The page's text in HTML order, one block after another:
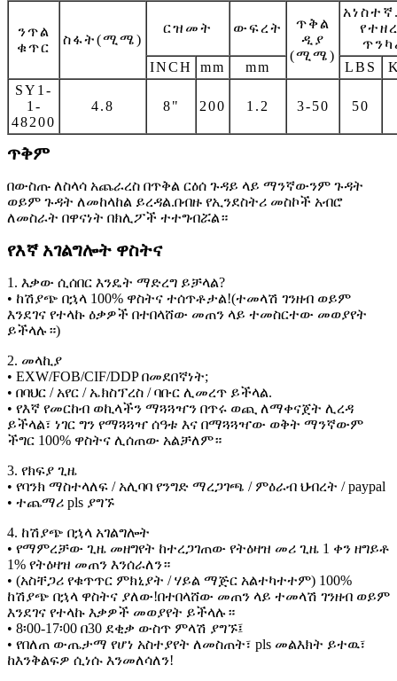
ንጥል
ቁጥር
ስፋት(ሚሜ)
ርዝመት ውፍረት
ጥቅል
ዲያ
(ሚሜ)
INCH
mm mm LBS
SY1-
1-
48200
4.8 8" 200 1.2 3-50 50
ጥቅም
በውስጡ ለስላሳ አጨራረስ በጥቅል ርዕሰ ጉዳይ ላይ ማንኛውንም ጉዳት
ወይም ጉዳት ለመከላከል ይረዳል.በብዙ የኢንደስትሪ መስኮች አብሮ
ለመስራት በዋናነት በክሊፖች ተተግብሯል።
የእኛ አገልግሎት ዋስትና
1. እቃው ሲሰበር እንዴት ማድረግ ይቻላል?
• ከሽያጭ በኋላ 100% ዋስትና ተሰጥቶታል!(ተመላሽ ገንዘብ ወይም
እንደገና የተላኩ ዕቃዎች በተበላሸው መጠን ላይ ተመስርተው መወያየት
ይችላሉ።)
2. መላኪያ
• EXW/FOB/CIF/DDP በመደበኛነት;
• በባህር / አየር / ኤክስፕረስ / ባቡር ሊመረጥ ይችላል.
• የእኛ የመርከብ ወኪላችን ማጓጓዣን በጥሩ ወጪ ለማቀናጀት ሊረዳ
ይችላል፣ ነገር ግን የማጓጓዣ ሰዓቱ እና በማጓጓዣው ወቅት ማንኛውም
ችግር 100% ዋስትና ሊሰጠው አልቻለም።
3. የክፍያ ጊዜ
• የባንክ ማስተላለፍ / አሊባባ የንግድ ማረጋገጫ / ምዕራብ ህብረት / paypal
• ተጨማሪ pls ያግኙ
4. ከሽያጭ በኋላ አገልግሎት
• የማምረቻው ጊዜ መዘግየት ከተረጋገጠው የትዕዛዝ መሪ ጊዜ 1 ቀን ዘግይቶ
1% የትዕዛዝ መጠን እንሰራለን።
• (አስቸጋሪ የቁጥጥር ምክኒያት / ሃይል ማጅር አልተካተተም) 100%
ከሽያጭ በኋላ ዋስትና ያለው!በተበላሸው መጠን ላይ ተመላሽ ገንዘብ ወይም
እንደገና የተላኩ እቃዎች መወያየት ይችላሉ።
• 8፡00-17፡00 በ30 ደቂቃ ውስጥ ምላሽ ያግኙ፤
• የበለጠ ውጤታማ የሆነ አስተያየት ለመስጠት፣ pls መልእክት ይተዉ፣
ከእንቅልፍዎ ሲነሱ እንመለሳለን!